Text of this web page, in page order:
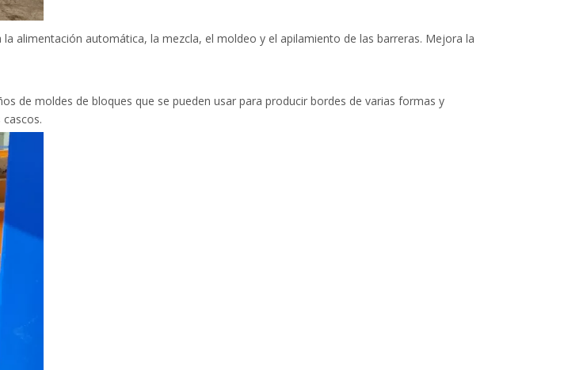
alimentación automática, la mezcla, el moldeo y el apilamiento de las barreras. Mejora la
de moldes de bloques que se pueden usar para producir bordes de varias formas y